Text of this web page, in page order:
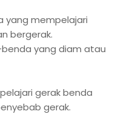
yang mempelajari
bergerak.
yang diam atau
gerak benda
gerak.